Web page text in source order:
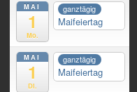
MAI
1
Mo.
ganztägig
Maifeiertag
MAI
1
Di.
ganztägig
Maifeiertag